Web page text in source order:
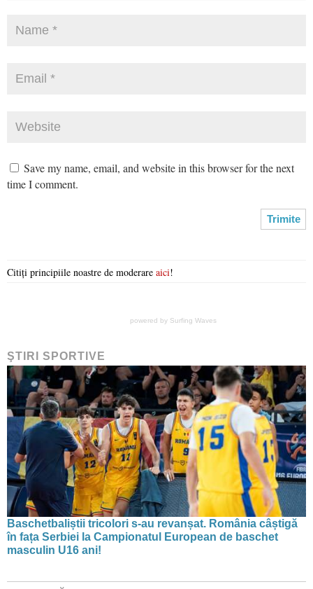
Save my name, email, and website in this browser for the next
time I comment.
Citiți principiile noastre de moderare aici!
powered by Surfing Waves
ŞTIRI SPORTIVE
Baschetbaliștii tricolori s-au revanșat. România câștigă
în fața Serbiei la Campionatul European de baschet
masculin U16 ani!